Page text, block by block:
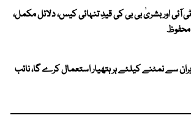
آئی اور بشریٰ بی بی کی قیدِ تنہائی کیس، دلائل مکمل،
سے نمٹنے کیلئے ہر ہتھیار استعمال کرے گا، نائب